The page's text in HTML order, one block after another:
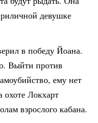
девушке
в победу Йоана.
Выйти против
ему нет
охоте Локхарт
взрослого кабана.